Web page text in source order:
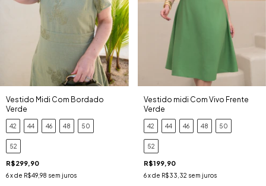
Vestido Midi Com Bordado
Verde
42 44 46 48 50
52
R$299,90
6x de R$49,98 sem juros
Vestido midi Com Vivo Frente
Verde
42 44 46 48 50
52
R$199,90
6 x de R$33,32 sem juros